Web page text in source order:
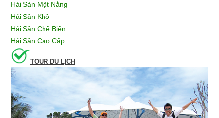
Hải Sản Một Nắng
Hải Sản Khô
Hải Sản Chế Biến
Hải Sản Cao Cấp
TOUR DU LỊCH